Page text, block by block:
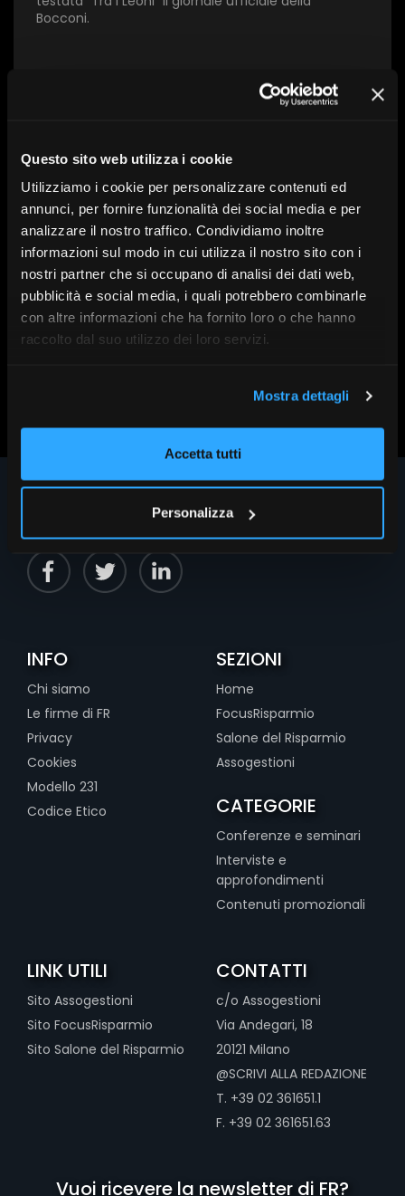
Questo sito web utilizza i cookie
Utilizziamo i cookie per personalizzare contenuti ed
annunci, per fornire funzionalità dei social media e per
analizzare il nostro traffico. Condividiamo inoltre
informazioni sul modo in cui utilizza il nostro sito con i
nostri partner che si occupano di analisi dei dati web,
pubblicità e social media, i quali potrebbero combinarle
con altre informazioni che ha fornito loro o che hanno
raccolto dal suo utilizzo dei loro servizi.
Mostra dettagli
Accetta tutti
Personalizza
Bocconi.
Andrea Faggioni, Riccardo De
Ambroggi, Francesco Lupi, Antonio Potenza
A cura di: Allianz Bank Financial Advisors,
FocusRisparmio
Serie:Alleati per il futuro
Tema:Educazione finanziaria
Data:18 giugno 2025 alle ore 11:00
INFO
Chi siamo
Le firme di FR
Privacy
Cookies
Modello 231
Codice Etico
SEZIONI
Home
FocusRisparmio
Salone del Risparmio
Assogestioni
CATEGORIE
Conferenze e seminari
Interviste e
approfondimenti
Contenuti promozionali
LINK UTILI
Sito Assogestioni
Sito FocusRisparmio
Sito Salone del Risparmio
CONTATTI
c/o Assogestioni
Via Andegari, 18
20121 Milano
@SCRIVI ALLA REDAZIONE
T. +39 02 361651.1
F. +39 02 361651.63
Vuoi ricevere la newsletter di FR?